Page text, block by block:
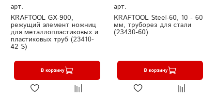
арт.
KRAFTOOL GX-900,
режущий элемент ножниц
для металлопластиковых и
пластиковых труб (23410-
42-S)
В корзину
арт.
KRAFTOOL Steel-60, 10 - 60
мм, труборез для стали
(23430-60)
В корзину